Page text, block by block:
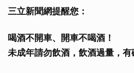
三立新聞網提醒您：
喝酒不開車、開車不喝酒！
未成年請勿飲酒，飲酒過量，有